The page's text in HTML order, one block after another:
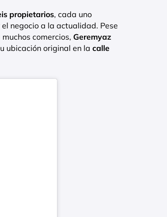
propietarios, cada uno
negocio a la actualidad. Pese
comercios, Geremyaz
ubicación original en la calle